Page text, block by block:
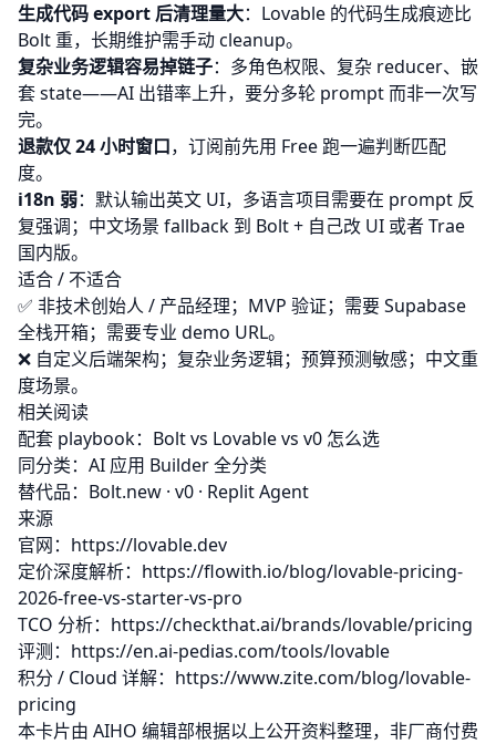
生成代码 export 后清理量大：Lovable 的代码生成痕迹比
Bolt 重，长期维护需手动 cleanup。
复杂业务逻辑容易掉链子：多角色权限、复杂 reducer、嵌
套 state——AI 出错率上升，要分多轮 prompt 而非一次写
完。
退款仅 24 小时窗口，订阅前先用 Free 跑一遍判断匹配
度。
i18n 弱：默认输出英文 UI，多语言项目需要在 prompt 反
复强调；中文场景 fallback 到 Bolt + 自己改 UI 或者 Trae
国内版。
适合 / 不适合
✅ 非技术创始人 / 产品经理；MVP 验证；需要 Supabase
全栈开箱；需要专业 demo URL。
❌ 自定义后端架构；复杂业务逻辑；预算预测敏感；中文重
度场景。
相关阅读
配套 playbook： Bolt vs Lovable vs v0 怎么选
同分类： AI 应用 Builder 全分类
替代品： Bolt.new · v0 · Replit Agent
来源
官网： https://lovable.dev
定价深度解析： https://flowith.io/blog/lovable-pricing-
2026-free-vs-starter-vs-pro
TCO 分析： https://checkthat.ai/brands/lovable/pricing
评测： https://en.ai-pedias.com/tools/lovable
积分 / Cloud 详解： https://www.zite.com/blog/lovable-
pricing
本卡片由 AIHO 编辑部根据以上公开资料整理，非厂商付费